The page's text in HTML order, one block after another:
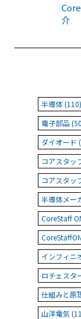
介
半導体 (110)
電子部品
ダイオード
コアスタッ
コアスタッ
半導体メー
CoreStaff
インフィニ
ロチェスタ
仕組みと原
山洋電気